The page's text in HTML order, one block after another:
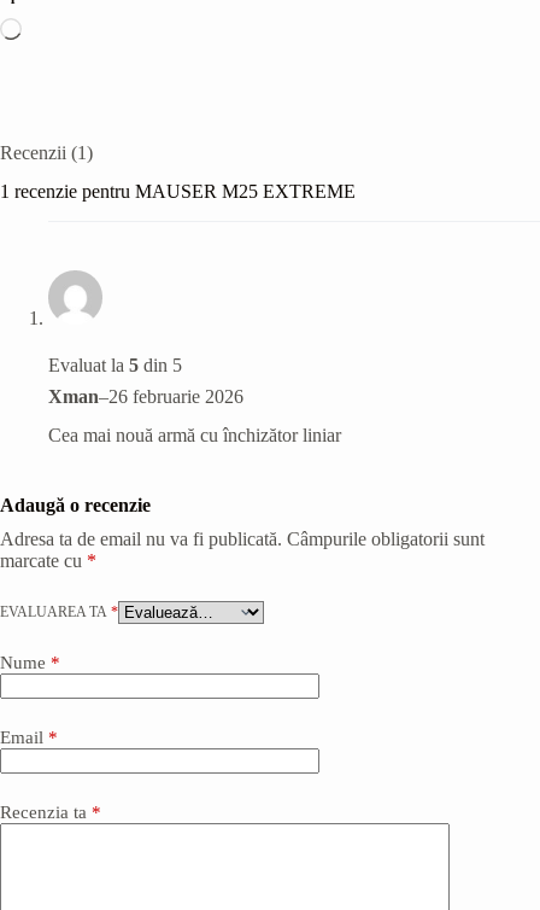
Încarc...
Recenzii (1)
1 recenzie pentru MAUSER M25 EXTREME
Evaluat la 5 din 5
Xman–26 februarie 2026
Cea mai nouă armă cu închizător liniar
Adaugă o recenzie
Adresa ta de email nu va fi publicată. Câmpurile obligatorii sunt
marcate cu *
EVALUAREA TA *
Nume *
Email *
Recenzia ta *